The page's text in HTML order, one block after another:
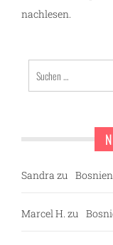
nachlesen.
nach:
Sandra zu
Marcel H. zu